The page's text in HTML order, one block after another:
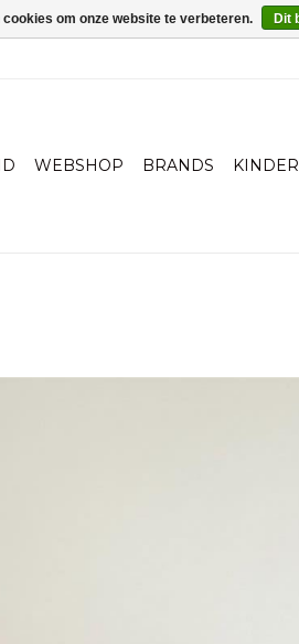
WEBSHOP BRANDS
om onze website te verbeteren. Dit